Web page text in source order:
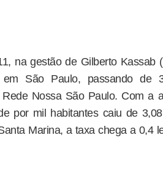
na gestão de Gilberto Kassab
em São Paulo, passando de
Rede Nossa São Paulo. Com a
por mil habitantes caiu de
Marina, a taxa chega a 0,4